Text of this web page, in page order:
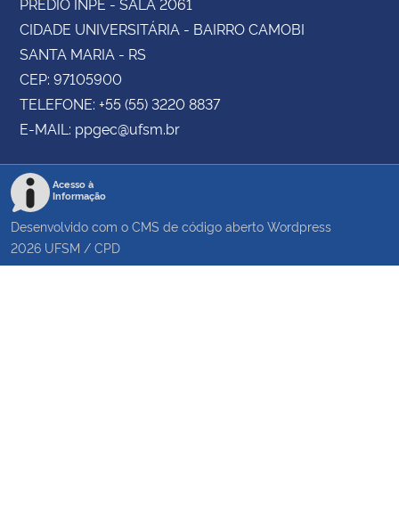
CIDADE UNIVERSITÁRIA - BAIRRO CAMOBI
SANTA MARIA - RS
CEP: 97105900
TELEFONE: +55 (55) 3220 8837
E-MAIL: ppgec@ufsm.br
Acesso à
Informação
Desenvolvido com o CMS de código aberto Wordpress
2026 UFSM / CPD